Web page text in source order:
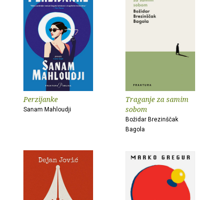
Perzijanke
Sanam Mahloudji
Traganje za samim
sobom
Božidar Brezinščak
Bagola